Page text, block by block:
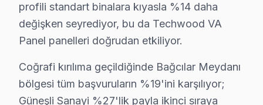
Bağcılar Techwood TV Yerleştirme ve
Yeni bir Techwood televizyon aldıysanız,
• Bağcılar'de televizyon duvar askısı montajı (sabit,
• Bağcılar servisimizde gizli kablo düzeni ve kanal
profili standart binalara kıyasla %14 daha
değişken seyrediyor, bu da Techwood VA
Panel panelleri doğrudan etkiliyor.
Coğrafi kırılıma geçildiğinde Bağcılar Meydanı
bölgesi tüm başvuruların %19'ini karşılıyor;
Güneşli Sanayi %27'lik payla ikinci sıraya